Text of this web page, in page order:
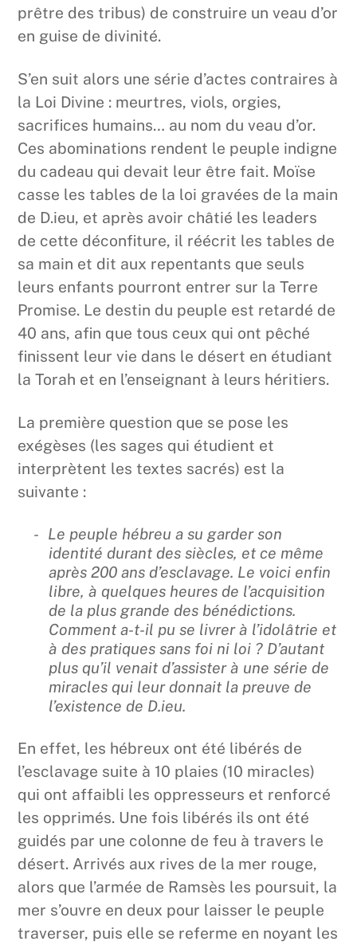
prêtre des tribus) de construire un veau d’or
en guise de divinité.
S’en suit alors une série d’actes contraires à
la Loi Divine : meurtres, viols, orgies,
sacrifices humains… au nom du veau d’or.
Ces abominations rendent le peuple indigne
du cadeau qui devait leur être fait. Moïse
casse les tables de la loi gravées de la main
de D.ieu, et après avoir châtié les leaders
de cette déconfiture, il réécrit les tables de
sa main et dit aux repentants que seuls
leurs enfants pourront entrer sur la Terre
Promise. Le destin du peuple est retardé de
40 ans, afin que tous ceux qui ont pêché
finissent leur vie dans le désert en étudiant
la Torah et en l’enseignant à leurs héritiers.
La première question que se pose les
exégèses (les sages qui étudient et
interprètent les textes sacrés) est la
suivante :
Le peuple hébreu a su garder son
identité durant des siècles, et ce même
après 200 ans d’esclavage. Le voici enfin
libre, à quelques heures de l’acquisition
de la plus grande des bénédictions.
Comment a-t-il pu se livrer à l’idolâtrie et
à des pratiques sans foi ni loi ? D’autant
plus qu’il venait d’assister à une série de
miracles qui leur donnait la preuve de
l’existence de D.ieu.
En effet, les hébreux ont été libérés de
l’esclavage suite à 10 plaies (10 miracles)
qui ont affaibli les oppresseurs et renforcé
les opprimés. Une fois libérés ils ont été
guidés par une colonne de feu à travers le
désert. Arrivés aux rives de la mer rouge,
alors que l’armée de Ramsès les poursuit, la
mer s’ouvre en deux pour laisser le peuple
traverser, puis elle se referme en noyant les